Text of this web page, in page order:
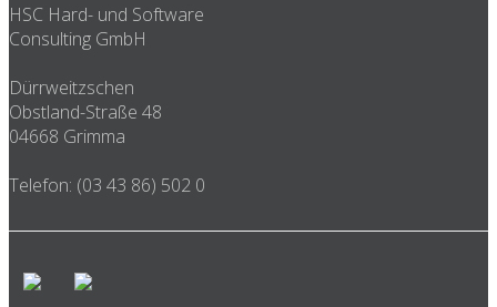
HSC Hard- und Software
Consulting GmbH
Dürrweitzschen
Obstland-Straße 48
04668 Grimma
Telefon: (03 43 86) 502 0